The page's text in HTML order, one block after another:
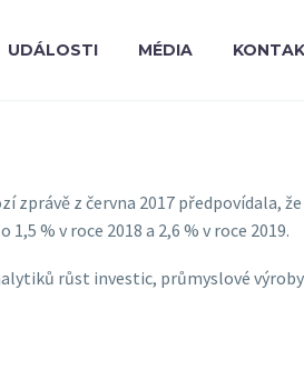
UDÁLOSTI MÉDIA
z června 2017 předpovídala,
% v roce 2018 a 2,6 % v roce 2019.
růst investic, průmyslové